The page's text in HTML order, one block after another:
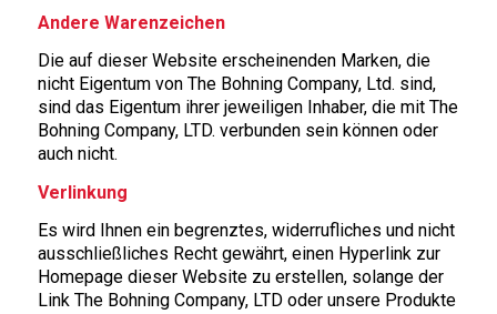
Andere Warenzeichen
Die auf dieser Website erscheinenden Marken, die
nicht Eigentum von The Bohning Company, Ltd. sind,
sind das Eigentum ihrer jeweiligen Inhaber, die mit The
Bohning Company, LTD. verbunden sein können oder
auch nicht.
Verlinkung
Es wird Ihnen ein begrenztes, widerrufliches und nicht
ausschließliches Recht gewährt, einen Hyperlink zur
Homepage dieser Website zu erstellen, solange der
Link The Bohning Company, LTD oder unsere Produkte